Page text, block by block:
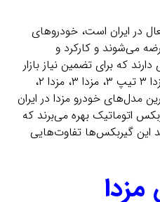
در ایران است، خودروهای
می‌شوند و کارکرد و
که برای تضمین نیاز بازار
خودروسازی ایران کافی است. مزدا ۳ تیپ ۳، مزدا ۳، مزدا ۲،
۳، مزدا ۳۲۳ رایج‌ترین مدل‌های خودرو مزدا در ایران
اتوماتیک بهره می‌برند که
این گیربکس‌ها تفاوت‌هایی